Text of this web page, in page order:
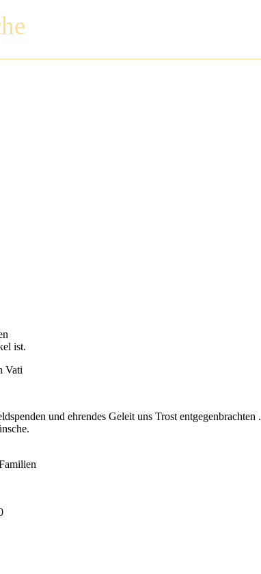
ist.
Vati
und ehrendes Geleit uns Trost entgegenbrachten .